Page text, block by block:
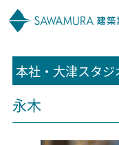
本社・大津スタ
永木